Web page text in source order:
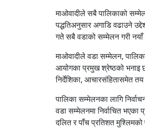
माओवादीले सबै पालिकाको
पद्धतिअनुसार अगाडि वढाउने
गते सबै वडाको सम्मेलन गरी
माओवादीले वडा सम्मेलन,
आयोगका प्रमुख श्रेष्ठको भनाइ छ
निर्देशिका, आचारसंहितासमेत
पालिका सम्मेलनका लागि
वडा सम्मेलनमा निर्वाचित
दलित र पाँच प्रतिशत मुश्लिमको